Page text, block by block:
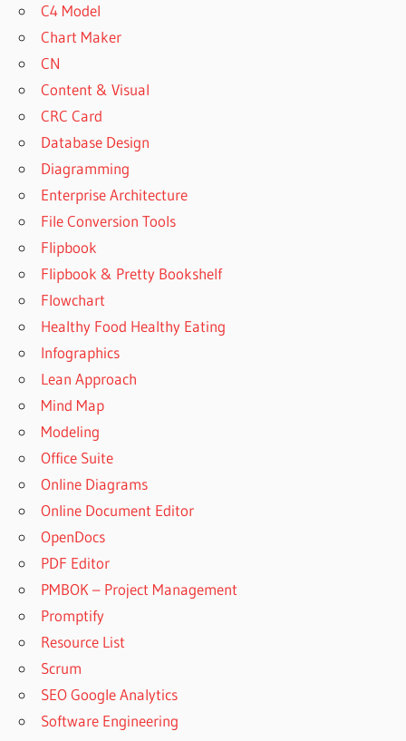
C4 Model
Chart Maker
CN
Content & Visual
CRC Card
Database Design
Diagramming
Enterprise Architecture
File Conversion Tools
Flipbook
Flipbook & Pretty Bookshelf
Flowchart
Healthy Food Healthy Eating
Infographics
Lean Approach
Mind Map
Modeling
Office Suite
Online Diagrams
Online Document Editor
OpenDocs
PDF Editor
PMBOK – Project Management
Promptify
Resource List
Scrum
SEO Google Analytics
Software Engineering